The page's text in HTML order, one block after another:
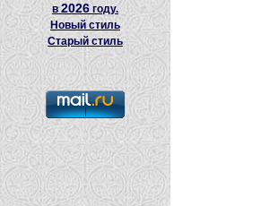
в2026 году.
Новый стиль
Старый стиль